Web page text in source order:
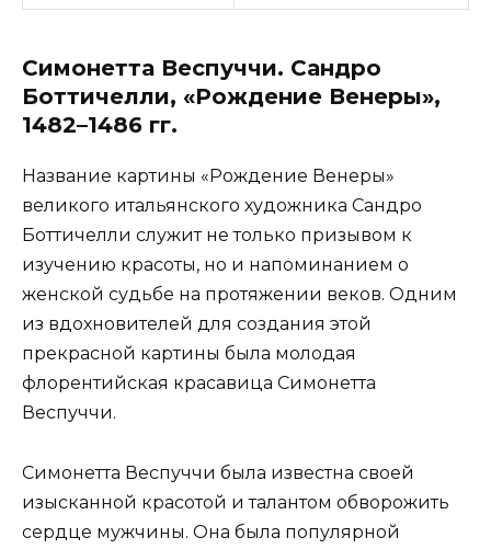
Симонетта Веспуччи. Сандро
Боттичелли, «Рождение Венеры»,
1482–1486 гг.
Название картины «Рождение Венеры»
великого итальянского художника Сандро
Боттичелли служит не только призывом к
изучению красоты, но и напоминанием о
женской судьбе на протяжении веков. Одним
из вдохновителей для создания этой
прекрасной картины была молодая
флорентийская красавица Симонетта
Веспуччи.
Симонетта Веспуччи была известна своей
изысканной красотой и талантом обворожить
сердце мужчины. Она была популярной